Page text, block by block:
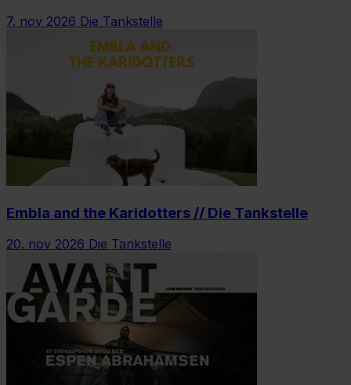
7. nov 2026 Die Tankstelle
Embla and the Karidotters // Die Tankstelle
20. nov 2026 Die Tankstelle